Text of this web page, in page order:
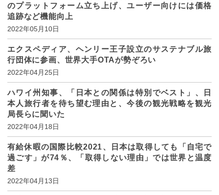
のプラットフォーム立ち上げ、ユーザー向けには価格
追跡など機能向上
2022年05月10日
エクスペディア、ヘンリー王子設立のサステナブル旅
行団体に参画、世界大手OTAが勢ぞろい
2022年04月25日
ハワイ州知事、「日本との関係は特別でベスト」、日
本人旅行者を待ち望む理由と、今後の観光戦略を観光
局長らに聞いた
2022年04月18日
有給休暇の国際比較2021、日本は取得しても「自宅で
過ごす」が74％、「取得しない理由」では世界と温度
差
2022年04月13日